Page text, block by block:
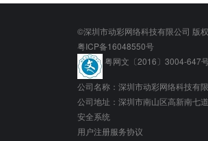
©深圳市动彩网络科技有限公司 版
粤ICP备16048550号
粤网文〔2016〕3004-647
公司名称：深圳市动彩网络科技有
公司地址：深圳市南山区高新南七
安全系统
用户注册服务协议